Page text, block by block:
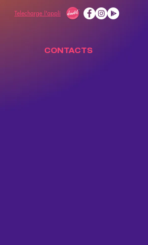
Telecharge l'appli
CONTACTS